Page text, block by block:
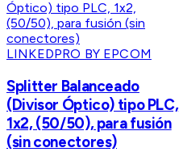
LINKEDPRO BY EPCOM
Splitter Balanceado
(Divisor Óptico) tipo PLC,
1x2, (50/50), para fusión
(sin conectores)